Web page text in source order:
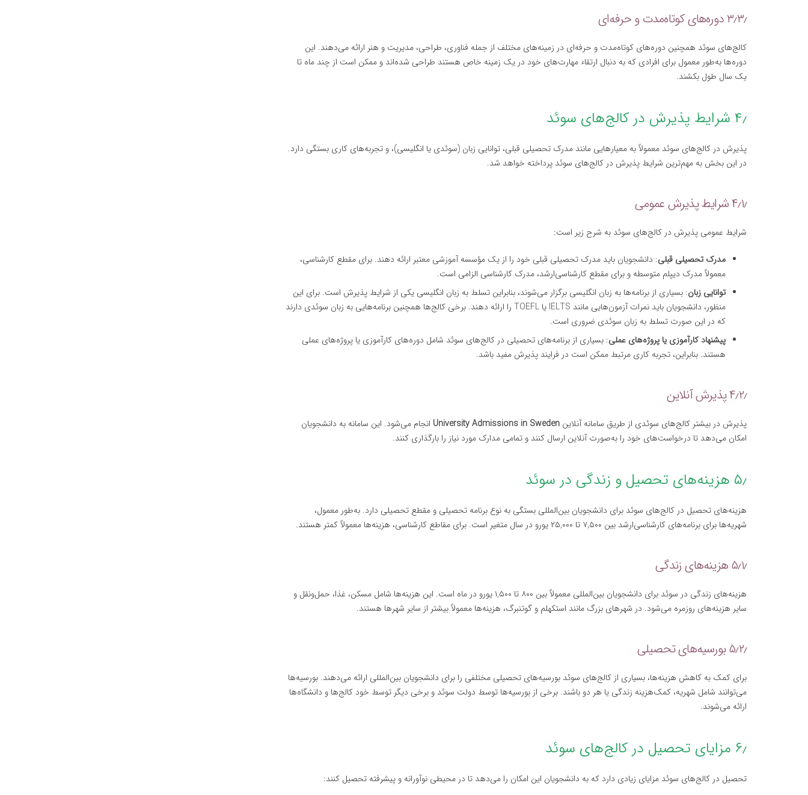
۳٫۳٫ دوره‌های کوتاه‌مدت و حرفه‌ای
کالج‌های سوئد همچنین دوره‌های کوتاه‌مدت و حرفه‌ای در زمینه‌های مختلف از جمله فناوری، طراحی، مدیریت و هنر ارائه می‌دهند. این
دوره‌ها به‌طور معمول برای افرادی که به دنبال ارتقاء مهارت‌های خود در یک زمینه خاص هستند طراحی شده‌اند و ممکن است از چند ماه تا
یک سال طول بکشند.
۴٫ شرایط پذیرش در کالج‌های سوئد
پذیرش در کالج‌های سوئد معمولاً به معیارهایی مانند مدرک تحصیلی قبلی، توانایی زبان (سوئدی یا انگلیسی)، و تجربه‌های کاری بستگی دارد.
در این بخش به مهم‌ترین شرایط پذیرش در کالج‌های سوئد پرداخته خواهد شد.
۴٫۱٫ شرایط پذیرش عمومی
شرایط عمومی پذیرش در کالج‌های سوئد به شرح زیر است:
مدرک تحصیلی قبلی: دانشجویان باید مدرک تحصیلی قبلی خود را از یک مؤسسه آموزشی معتبر ارائه دهند. برای مقطع کارشناسی،
معمولاً مدرک دیپلم متوسطه و برای مقطع کارشناسی‌ارشد، مدرک کارشناسی الزامی است.
توانایی زبان: بسیاری از برنامه‌ها به زبان انگلیسی برگزار می‌شوند، بنابراین تسلط به زبان انگلیسی یکی از شرایط پذیرش است. برای این
منظور، دانشجویان باید نمرات آزمون‌هایی مانند IELTS یا TOEFL را ارائه دهند. برخی کالج‌ها همچنین برنامه‌هایی به زبان سوئدی دارند
که در این صورت تسلط به زبان سوئدی ضروری است.
پیشنهاد کارآموزی یا پروژه‌های عملی: بسیاری از برنامه‌های تحصیلی در کالج‌های سوئد شامل دوره‌های کارآموزی یا پروژه‌های عملی
هستند. بنابراین، تجربه کاری مرتبط ممکن است در فرایند پذیرش مفید باشد.
۴٫۲٫ پذیرش آنلاین
پذیرش در بیشتر کالج‌های سوئدی از طریق سامانه آنلاین University Admissions in Sweden انجام می‌شود. این سامانه به دانشجویان
امکان می‌دهد تا درخواست‌های خود را به‌صورت آنلاین ارسال کنند و تمامی مدارک مورد نیاز را بارگذاری کنند.
۵٫ هزینه‌های تحصیل و زندگی در سوئد
هزینه‌های تحصیل در کالج‌های سوئد برای دانشجویان بین‌المللی بستگی به نوع برنامه تحصیلی و مقطع تحصیلی دارد. به‌طور معمول،
شهریه‌ها برای برنامه‌های کارشناسی‌ارشد بین ۷,۵۰۰ تا ۲۵,۰۰۰ یورو در سال متغیر است. برای مقاطع کارشناسی، هزینه‌ها معمولاً کمتر هستند.
۵٫۱٫ هزینه‌های زندگی
هزینه‌های زندگی در سوئد برای دانشجویان بین‌المللی معمولاً بین ۸۰۰ تا ۱,۵۰۰ یورو در ماه است. این هزینه‌ها شامل مسکن، غذا، حمل‌ونقل و
سایر هزینه‌های روزمره می‌شود. در شهرهای بزرگ مانند استکهلم و گوتنبرگ، هزینه‌ها معمولاً بیشتر از سایر شهرها هستند.
۵٫۲٫ بورسیه‌های تحصیلی
برای کمک به کاهش هزینه‌ها، بسیاری از کالج‌های سوئد بورسیه‌های تحصیلی مختلفی را برای دانشجویان بین‌المللی ارائه می‌دهند. بورسیه‌ها
می‌توانند شامل شهریه، کمک‌هزینه زندگی یا هر دو باشند. برخی از بورسیه‌ها توسط دولت سوئد و برخی دیگر توسط خود کالج‌ها و دانشگاه‌ها
ارائه می‌شوند.
۶٫ مزایای تحصیل در کالج‌های سوئد
تحصیل در کالج‌های سوئد مزایای زیادی دارد که به دانشجویان این امکان را می‌دهد تا در محیطی نوآورانه و پیشرفته تحصیل کنند: